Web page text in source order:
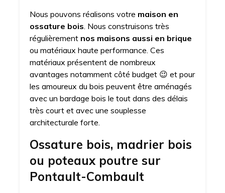
Nous pouvons réalisons votre maison en
ossature bois. Nous construisons très
régulièrement nos maisons aussi en brique
ou matériaux haute performance. Ces
matériaux présentent de nombreux
avantages notamment côté budget 😉 et pour
les amoureux du bois peuvent être aménagés
avec un bardage bois le tout dans des délais
très court et avec une souplesse
architecturale forte.
Ossature bois, madrier bois
ou poteaux poutre sur
Pontault-Combault